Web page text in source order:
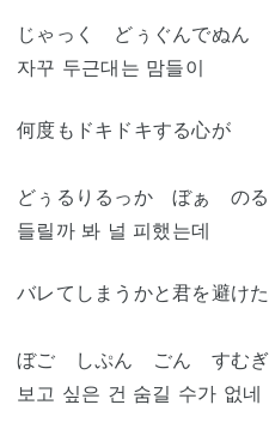
じゃっく どぅぐんでぬん
자꾸 두근대는 맘들이
何度もドキドキする心が
どぅるりるっか ぼぁ の
들릴까 봐 널 피했는데
バレてしまうかと君を避け
ぼご しぷん ごん すむ
보고 싶은 건 숨길 수가 없네